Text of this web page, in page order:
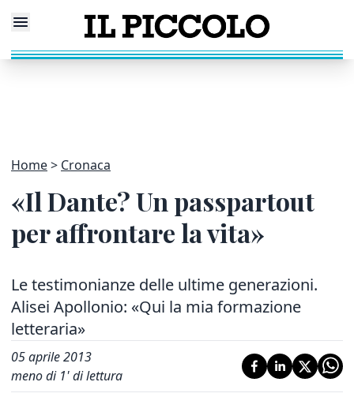
Home Cronaca
«Il Dante? Un passpartout
per affrontare la vita»
Le testimonianze delle ultime generazioni.
Alisei Apollonio: «Qui la mia formazione
letteraria»
05 aprile 2013
meno di 1' di lettura